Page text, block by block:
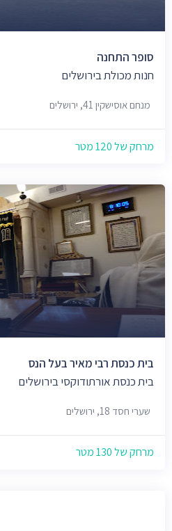
סופר התחנה
חנות מכולת בירושלים
מנחם אוסישקין 41, ירושלים
מרחק של 120 מטר
בית כנסת רבי מאיר בעל הנס
בית כנסת אורתודוקסי בירושלים
שערי חסד 18, ירושלים
מרחק של 130 מטר